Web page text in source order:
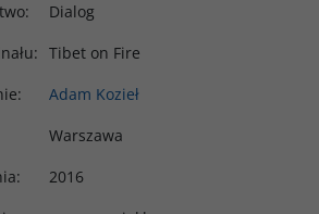
:
Dialog
: Tibet on Fire
:
Adam Kozieł
Warszawa
:
2016